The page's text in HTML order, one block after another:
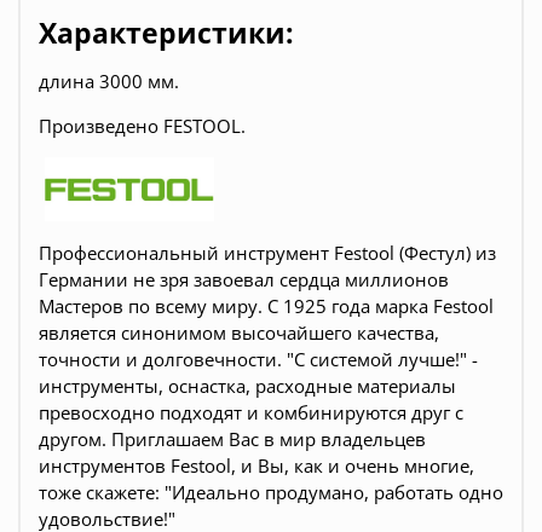
Характеристики:
длина 3000 мм.
Произведено FESTOOL.
Профессиональный инструмент Festool (Фестул) из
Германии не зря завоевал сердца миллионов
Мастеров по всему миру. С 1925 года марка Festool
является синонимом высочайшего качества,
точности и долговечности. "С системой лучше!" -
инструменты, оснастка, расходные материалы
превосходно подходят и комбинируются друг с
другом. Приглашаем Вас в мир владельцев
инструментов Festool, и Вы, как и очень многие,
тоже скажете: "Идеально продумано, работать одно
удовольствие!"